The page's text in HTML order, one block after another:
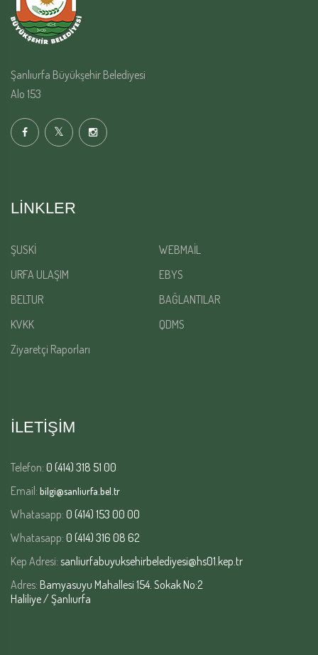
Şanlıurfa Büyükşehir Belediyesi
Alo 153
LINKLER
ŞUSKİ
WEBMAİL
URFA ULAŞIM
EBYS
BELTUR
BAĞLANTILAR
KVKK
QDMS
Ziyaretçi Raporları
İLETİŞİM
Telefon: 0 (414) 318 51 00
Email: bilgi@sanliurfa.bel.tr
Whatasapp: 0 (414) 153 00 00
Whatasapp: 0 (414) 316 08 62
Kep Adresi: sanliurfabuyuksehirbelediyesi@hs01.kep.tr
Adres: Bamyasuyu Mahallesi 154. Sokak No:2
Haliliye / Şanlıurfa